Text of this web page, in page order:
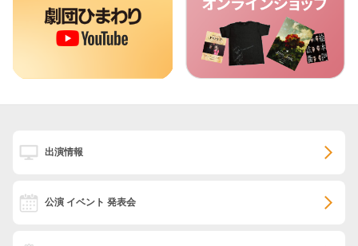
出演情報
公演 イベント 発表会